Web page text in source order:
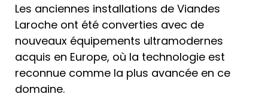
Les anciennes installations de Viandes
Laroche ont été converties avec de
nouveaux équipements ultramodernes
acquis en Europe, où la technologie est
reconnue comme la plus avancée en ce
domaine.